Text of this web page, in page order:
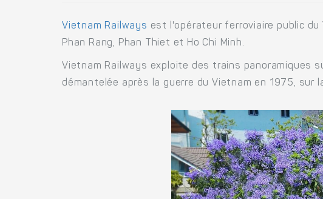
Vietnam Railways est l'opérateur ferroviaire public du
Phan Rang, Phan Thiet et Ho Chi Minh.
Vietnam Railways exploite des trains panoramiques
démantelée après la guerre du Vietnam en 1975,